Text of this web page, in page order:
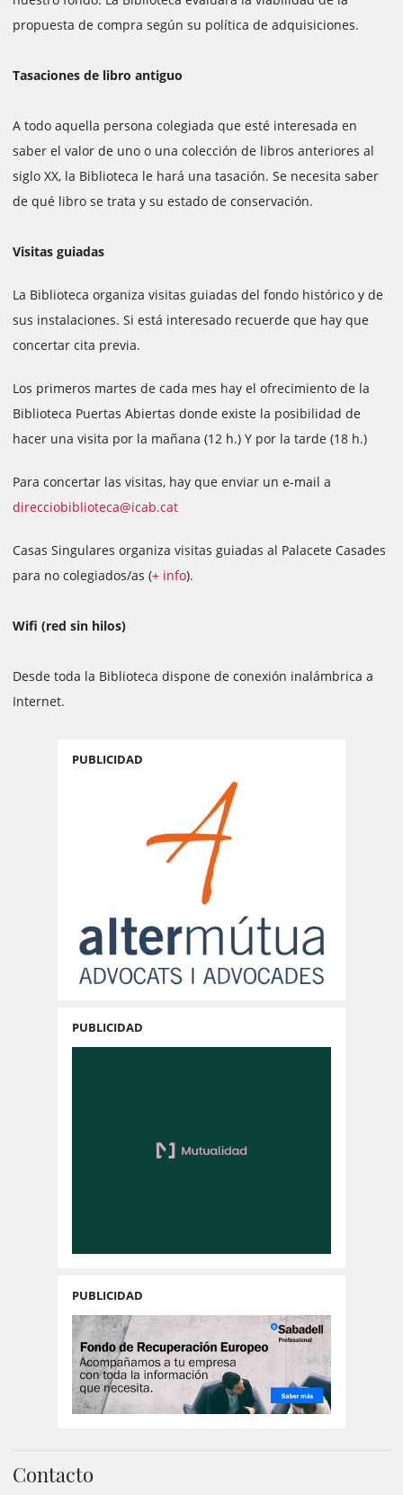
propuesta de compra según su política de adquisiciones.
Tasaciones de libro antiguo
A todo aquella persona colegiada que esté interesada en
saber el valor de uno o una colección de libros anteriores al
siglo XX, la Biblioteca le hará una tasación. Se necesita saber
de qué libro se trata y su estado de conservación.
Visitas guiadas
La Biblioteca organiza visitas guiadas del fondo histórico y de
sus instalaciones. Si está interesado recuerde que hay que
concertar cita previa.
Los primeros martes de cada mes hay el ofrecimiento de la
Biblioteca Puertas Abiertas donde existe la posibilidad de
hacer una visita por la mañana (12 h.) Y por la tarde (18 h.)
Para concertar las visitas, hay que enviar un e-mail a
direcciobiblioteca@icab.cat
Casas Singulares organiza visitas guiadas al Palacete Casades
para no colegiados/as (+ info).
Wifi (red sin hilos)
Desde toda la Biblioteca dispone de conexión inalámbrica a
Internet.
PUBLICIDAD
PUBLICIDAD
PUBLICIDAD
Contacto